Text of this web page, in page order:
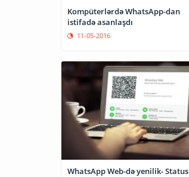
Kompüterlərdə WhatsApp-dan
istifadə asanlaşdı
11-05-2016
WhatsApp Web-də yenilik- Status